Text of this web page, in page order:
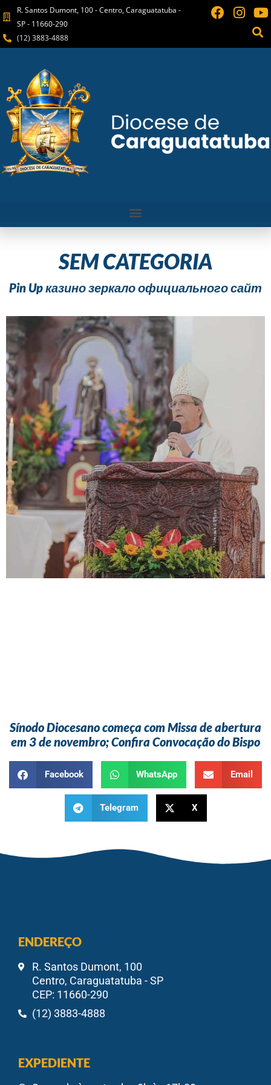
R. Santos Dumont, 100 - Centro, Caraguatatuba -
SP - 11660-290
(12) 3883-4888
SEM CATEGORIA
Pin Up казино зеркало официального сайт
Sínodo Diocesano começa com Missa de abertura
em 3 de novembro; Confira Convocação do Bispo
Facebook WhatsApp Email
Telegram X
ENDEREÇO
R. Santos Dumont, 100
Centro, Caraguatatuba - SP
CEP: 11660-290
(12) 3883-4888
EXPEDIENTE